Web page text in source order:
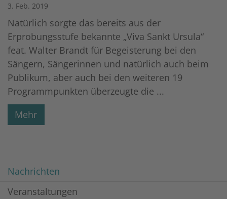
3. Feb. 2019
Natürlich sorgte das bereits aus der
Erprobungsstufe bekannte „Viva Sankt Ursula“
feat. Walter Brandt für Begeisterung bei den
Sängern, Sängerinnen und natürlich auch beim
Publikum, aber auch bei den weiteren 19
Programmpunkten überzeugte die ...
Mehr
Nachrichten
Veranstaltungen